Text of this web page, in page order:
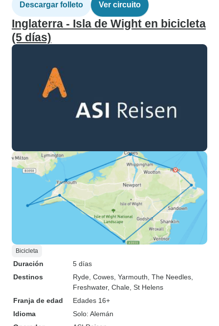
Descargar folleto Ver circuito
Inglaterra - Isla de Wight en bicicleta
(5 días)
Bicicleta
Duración
5 días
Destinos
Ryde , Cowes , Yarmouth , The Needles
Freshwater, Chale , St Helens
Franja de edad
Edades 16+
Idioma
Solo: Alemán